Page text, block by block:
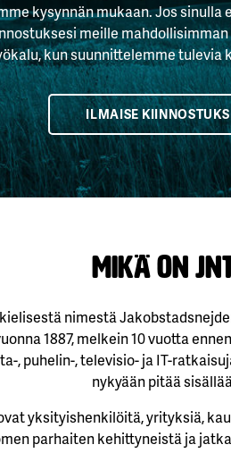
kysynnän mukaan. Jos sinulla
meille
kun suunnittelemme tulevia
ILMAISE
Mikä on
nimestä
1887, melkein 10 vuotta
, puhelin-, televisio- ja IT-
nykyään pitää
yksityishenkilöitä, yrityksiä,
parhaiten kehittyneistä ja